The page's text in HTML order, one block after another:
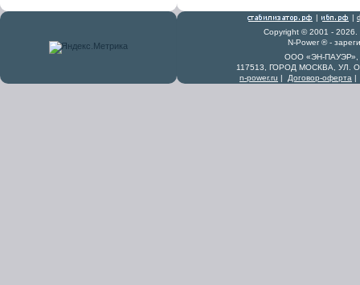
| |
Copyright © 2001 -
N-Power ® -
ООО «ЭН-ПАУЭР»,
117513, ГОРОД МОСКВА, УЛ.
n-power.ru | Договор-оферта